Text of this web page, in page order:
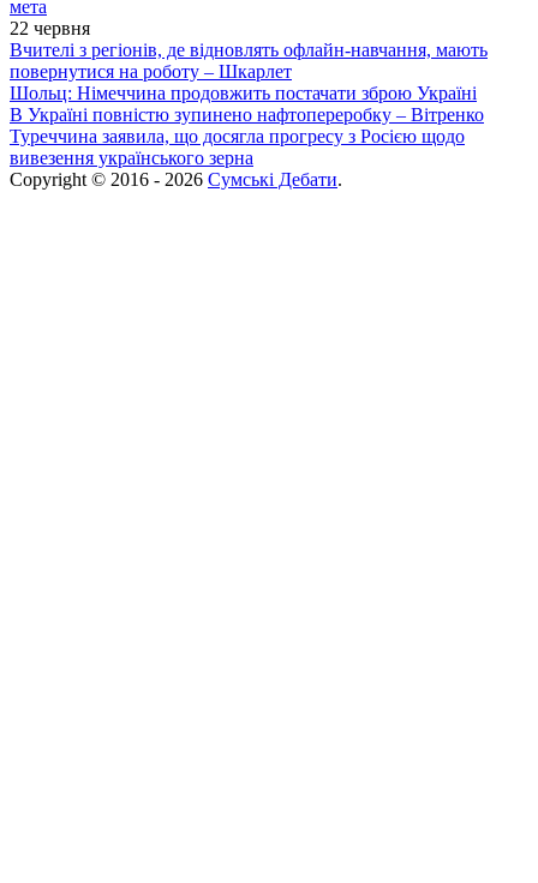
мета
22 червня
Вчителі з регіонів, де відновлять офлайн-навчання, мають
повернутися на роботу – Шкарлет
Шольц: Німеччина продовжить постачати зброю Україні
В Україні повністю зупинено нафтопереробку – Вітренко
Туреччина заявила, що досягла прогресу з Росією щодо
вивезення українського зерна
Copyright © 2016 - 2026 Сумські Дебати.